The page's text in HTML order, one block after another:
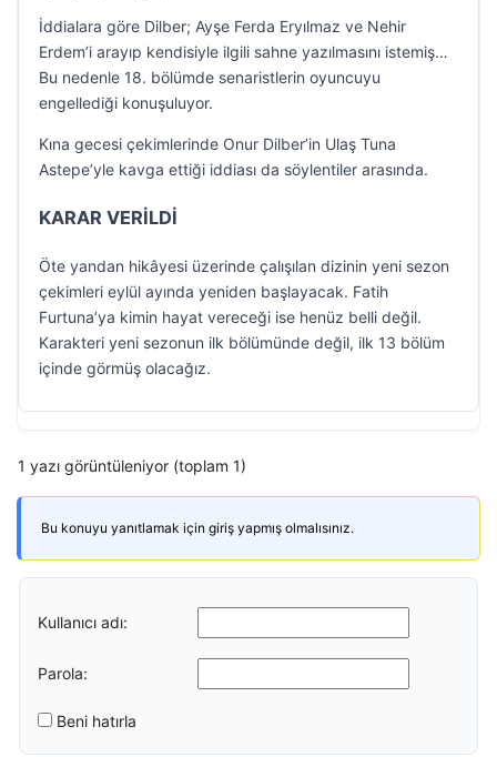
İddialara göre Dilber; Ayşe Ferda Eryılmaz ve Nehir
Erdem’i arayıp kendisiyle ilgili sahne yazılmasını istemiş…
Bu nedenle 18. bölümde senaristlerin oyuncuyu
engellediği konuşuluyor.
Kına gecesi çekimlerinde Onur Dilber’in Ulaş Tuna
Astepe’yle kavga ettiği iddiası da söylentiler arasında.
KARAR VERİLDİ
Öte yandan hikâyesi üzerinde çalışılan dizinin yeni sezon
çekimleri eylül ayında yeniden başlayacak. Fatih
Furtuna’ya kimin hayat vereceği ise henüz belli değil.
Karakteri yeni sezonun ilk bölümünde değil, ilk 13 bölüm
içinde görmüş olacağız.
1 yazı görüntüleniyor (toplam 1)
Bu konuyu yanıtlamak için giriş yapmış olmalısınız.
Kullanıcı adı:
Parola:
Beni hatırla